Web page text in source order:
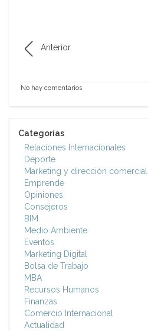
Anterior
No hay comentarios
Categorías
Relaciones Internacionales
Deporte
Marketing y dirección comercial
Emprende
Opiniones
Consejeros
BIM
Medio Ambiente
Eventos
Marketing Digital
Bolsa de Trabajo
MBA
Recursos Humanos
Finanzas
Comercio Internacional
Actualidad